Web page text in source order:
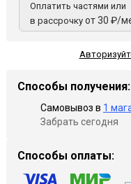
Оплатить частями или
в рассрочку от 30 ₽/
Способы получения:
Самовывоз в 1
Забрать сегодня
Способы оплаты: